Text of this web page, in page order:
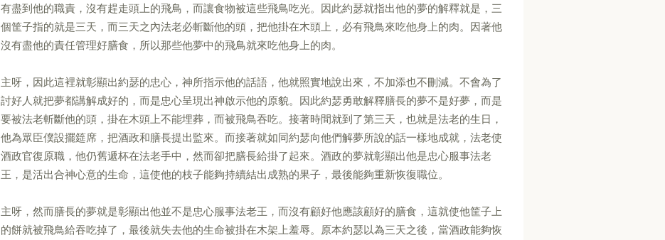
有盡到他的職責，沒有趕走頭上的飛鳥，而讓食物被這些飛鳥吃光。因此約瑟就指出他的夢的解釋就是，三
個筐子指的就是三天，而三天之內法老必斬斷他的頭，把他掛在木頭上，必有飛鳥來吃他身上的肉。因著他
沒有盡他的責任管理好膳食，所以那些他夢中的飛鳥就來吃他身上的肉。
主呀，因此這裡就彰顯出約瑟的忠心，神所指示他的話語，他就照實地說出來，不加添也不刪減。不會為了
討好人就把夢都講解成好的，而是忠心呈現出神啟示他的原貌。因此約瑟勇敢解釋膳長的夢不是好夢，而是
要被法老斬斷他的頭，掛在木頭上不能埋葬，而被飛鳥吞吃。接著時間就到了第三天，也就是法老的生日，
他為眾臣僕設擺筵席，把酒政和膳長提出監來。而接著就如同約瑟向他們解夢所說的話一樣地成就，法老使
酒政官復原職，他仍舊遞杯在法老手中，然而卻把膳長給掛了起來。酒政的夢就彰顯出他是忠心服事法老
王，是活出合神心意的生命，這使他的枝子能夠持續結出成熟的果子，最後能夠重新恢復職位。
主呀，然而膳長的夢就是彰顯出他並不是忠心服事法老王，而沒有顧好他應該顧好的膳食，這就使他筐子上
的餅就被飛鳥給吞吃掉了，最後就失去他的生命被掛在木架上羞辱。原本約瑟以為三天之後，當酒政能夠恢